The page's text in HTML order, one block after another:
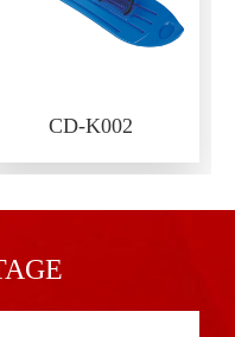
CD-K002